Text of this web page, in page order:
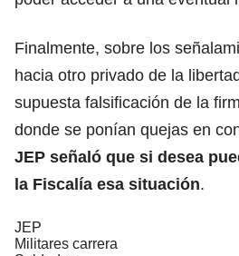
Finalmente, sobre los
hacia otro privado de la
supuesta falsificación de la
donde se ponían quejas en
JEP señaló que si desea
la Fiscalía esa situación.
JEP
Militares carrera